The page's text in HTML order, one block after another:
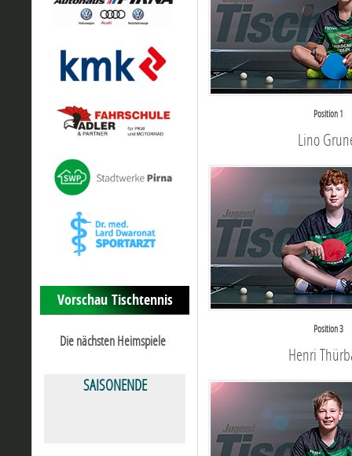
Vorschau Tischtennis
Die nächsten Heimspiele
SAISONENDE
Position 1
Lino
Position 3
Henri